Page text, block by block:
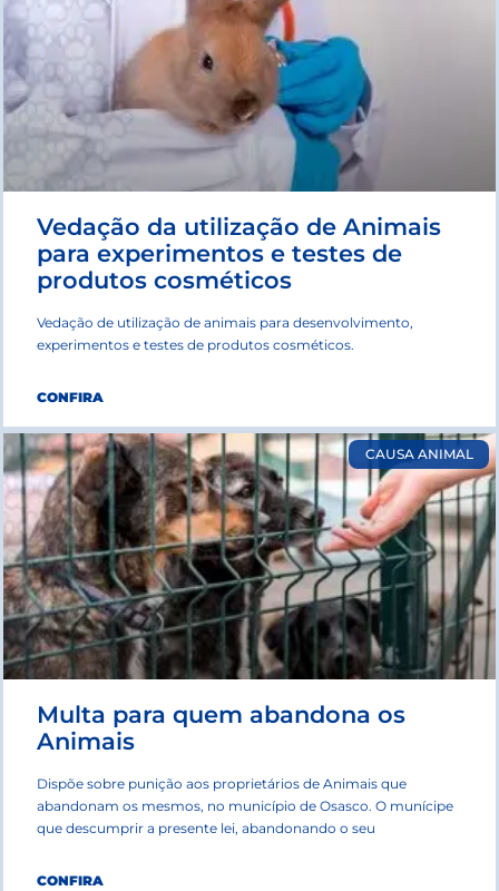
Vedação da utilização de Animais
para experimentos e testes de
produtos cosméticos
Vedação de utilização de animais para desenvolvimento,
experimentos e testes de produtos cosméticos.
CONFIRA
CAUSA ANIMAL
Multa para quem abandona os
Animais
Dispõe sobre punição aos proprietários de Animais que
abandonam os mesmos, no município de Osasco. O munícipe
que descumprir a presente lei, abandonando o seu
CONFIRA